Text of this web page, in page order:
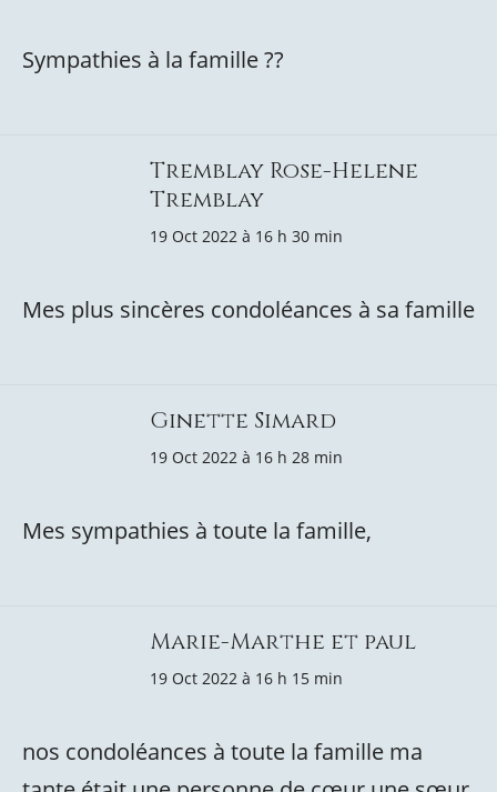
Sympathies à la famille ??
Tremblay Rose-Helene
Tremblay
19 Oct 2022 à 16 h 30 min
Mes plus sincères condoléances à sa famille
Ginette Simard
19 Oct 2022 à 16 h 28 min
Mes sympathies à toute la famille,
Marie-Marthe et paul
19 Oct 2022 à 16 h 15 min
nos condoléances à toute la famille ma